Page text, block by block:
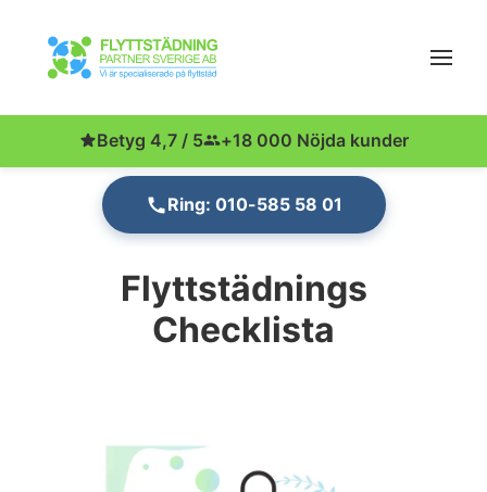
Betyg 4,7 / 5 +18 000 Nöjda kunder
Ring: 010-585 58 01
Flyttstädnings
Checklista